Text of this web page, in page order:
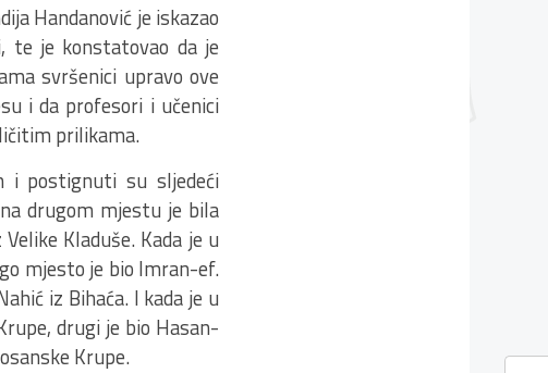
Handanović je iskazao
te je konstatovao da je
svršenici upravo ove
i da profesori i učenici
prilikama.
i postignuti su sljedeći
drugom mjestu je bila
Kladuše. Kada je u
mjesto je bio Imran-ef.
iz Bihaća. I kada je u
drugi je bio Hasan-
Krupe.